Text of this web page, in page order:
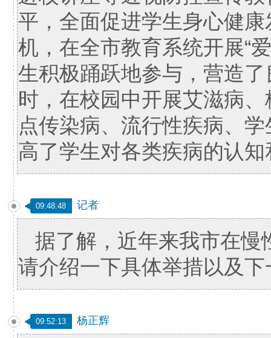
平，全面促进学生身心健康
机，在全市教育系统开展“
生积极踊跃地参与，营造
时，在校园中开展艾滋病
点传染病、流行性疾病、
高了学生对各类疾病的认
09:48:48 记者
据了解，近年来我市在慢
请介绍一下具体举措以及
09:52:13 杨正辉